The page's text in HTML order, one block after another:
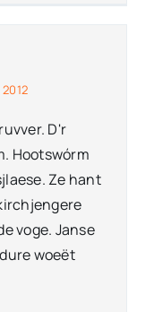
D'r
Hootswórm
Ze hant
voge. Janse
woeët